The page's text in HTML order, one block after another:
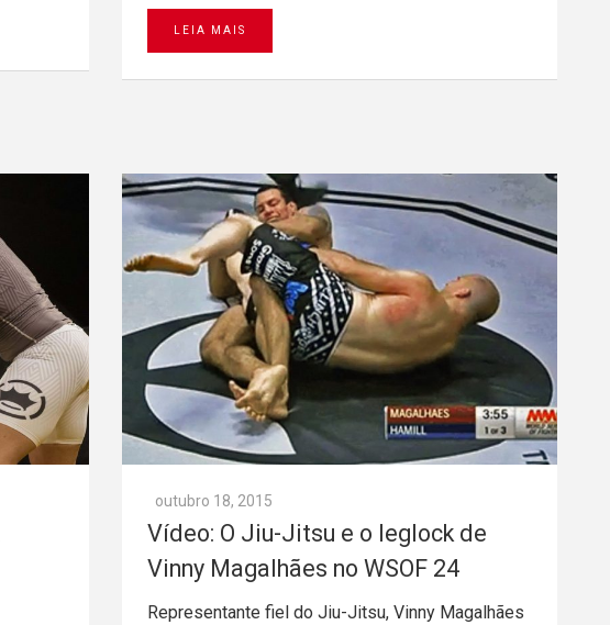
LEIA MAIS
outubro 18, 2015
Vídeo: O Jiu-Jitsu e o leglock de
Vinny Magalhães no WSOF 24
Representante fiel do Jiu-Jitsu, Vinny Magalhães